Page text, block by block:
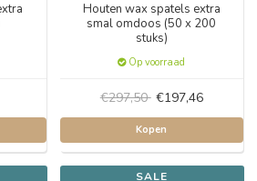
Houten wax spatels extra
smal omdoos (50 x 200
stuks)
Op voorraad
€297,50 €197,46
Kopen
SALE